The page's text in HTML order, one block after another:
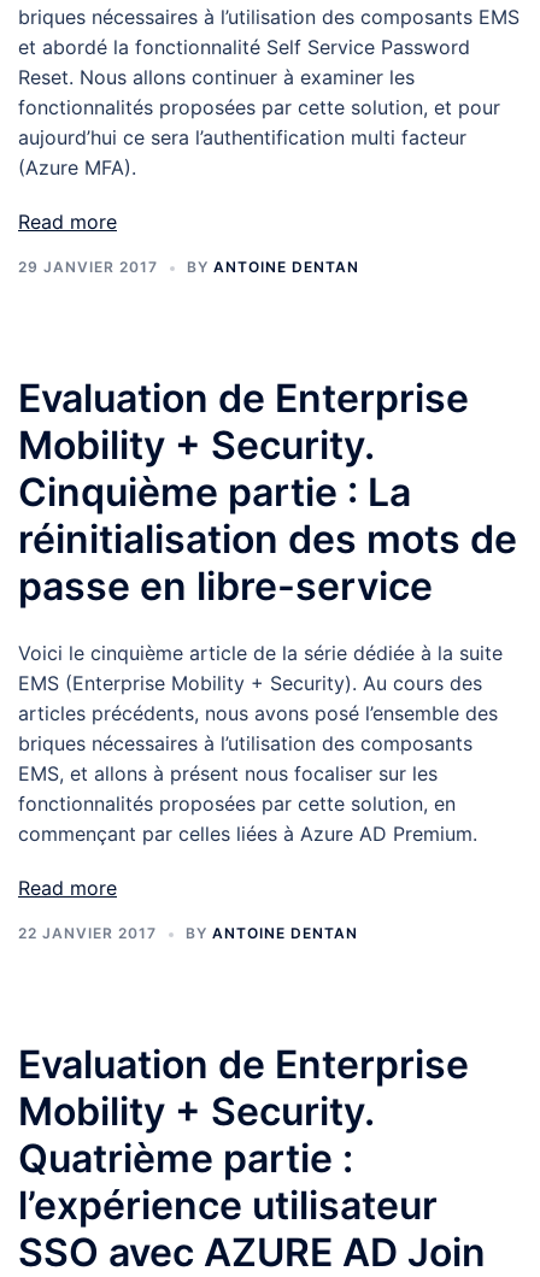
briques nécessaires à l’utilisation des composants EMS
et abordé la fonctionnalité Self Service Password
Reset. Nous allons continuer à examiner les
fonctionnalités proposées par cette solution, et pour
aujourd’hui ce sera l’authentification multi facteur
(Azure MFA).
Read more
29 JANVIER 2017 BY ANTOINE DENTAN
Evaluation de Enterprise
Mobility + Security.
Cinquième partie : La
réinitialisation des mots de
passe en libre-service
Voici le cinquième article de la série dédiée à la suite
EMS (Enterprise Mobility + Security). Au cours des
articles précédents, nous avons posé l’ensemble des
briques nécessaires à l’utilisation des composants
EMS, et allons à présent nous focaliser sur les
fonctionnalités proposées par cette solution, en
commençant par celles liées à Azure AD Premium.
Read more
22 JANVIER 2017 BY ANTOINE DENTAN
Evaluation de Enterprise
Mobility + Security.
Quatrième partie :
l’expérience utilisateur
SSO avec AZURE AD Join